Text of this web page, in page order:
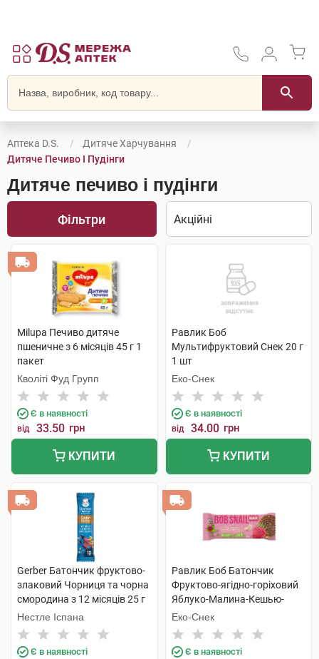
Аптека D.S.
Дитяче Харчування
Дитяче Печиво І Пудінги
Дитяче печиво і пудінги
Фільтри
Milupa Печиво дитяче
пшеничне з 6 місяців 45 г 1
пакет
Кволіті Фуд Групп
Є в наявності
від 33.50 грн
КУПИТИ
Равлик Боб
Мультифруктовий Cнек 20 г
1 шт
Еко-Снек
Є в наявності
від 34.00 грн
КУПИТИ
Gerber Батончик фруктово-
злаковий Чорниця та чорна
смородина з 12 місяців 25 г
Нестле Іспана
Є в наявності
Равлик Боб Батончик
Фруктово-ягідно-горіховий
Яблуко-Малина-Кешью-
Криспи Кіноа 35 г 1 шт
Еко-Снек
Є в наявності